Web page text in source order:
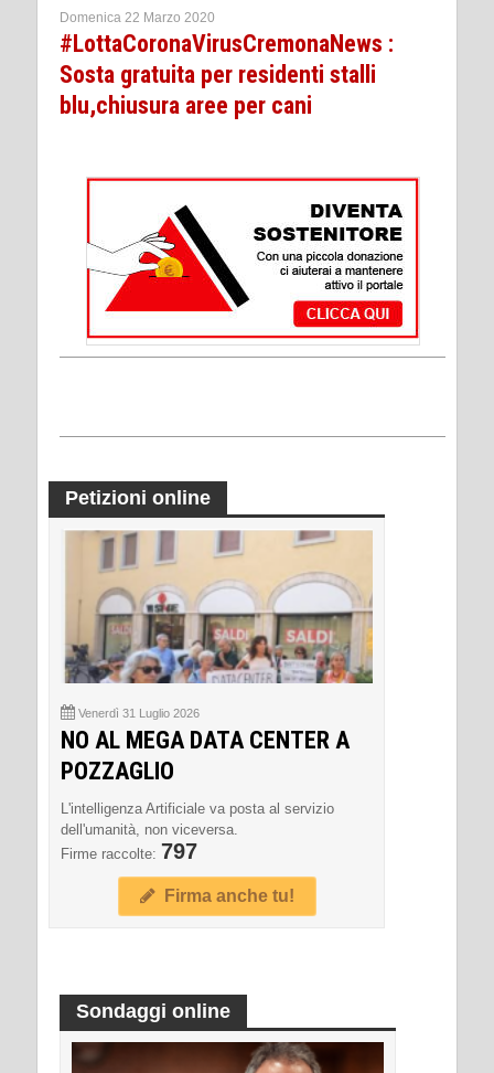
Domenica 22 Marzo 2020
#LottaCoronaVirusCremonaNews :
Sosta gratuita per residenti stalli
blu,chiusura aree per cani
Petizioni online
Venerdì 31 Luglio 2026
NO AL MEGA DATA CENTER A
POZZAGLIO
L'intelligenza Artificiale va posta al servizio
dell'umanità, non viceversa.
Firme raccolte: 797
Firma anche tu!
Sondaggi online